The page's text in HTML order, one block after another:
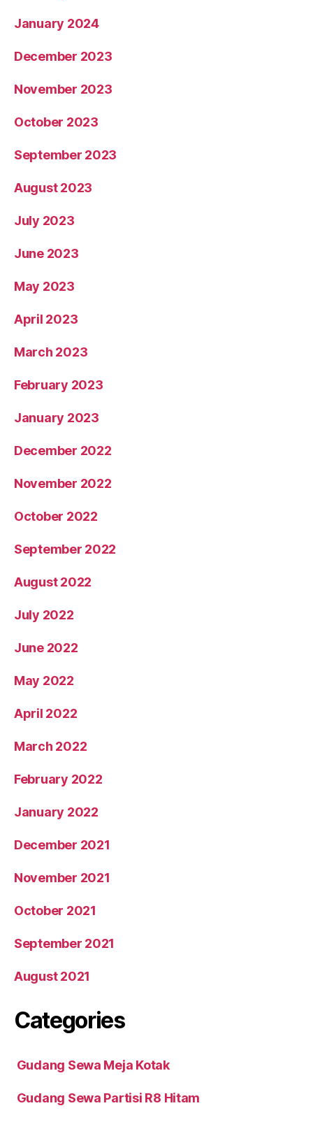
January 2024
December 2023
November 2023
October 2023
September 2023
August 2023
July 2023
June 2023
May 2023
April 2023
March 2023
February 2023
January 2023
December 2022
November 2022
October 2022
September 2022
August 2022
July 2022
June 2022
May 2022
April 2022
March 2022
February 2022
January 2022
December 2021
November 2021
October 2021
September 2021
August 2021
Categories
Gudang Sewa Meja Kotak
Gudang Sewa Partisi R8 Hitam